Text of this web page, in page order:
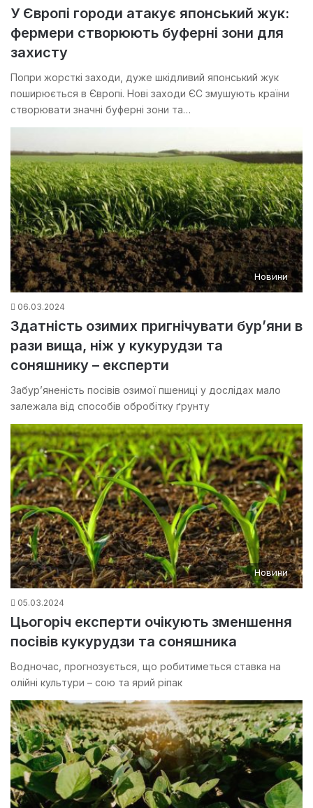
У Європі городи атакує японський жук:
фермери створюють буферні зони для
захисту
Попри жорсткі заходи, дуже шкідливий японський жук
поширюється в Європі. Нові заходи ЄС змушують країни
створювати значні буферні зони та…
Новини
06.03.2024
Здатність озимих пригнічувати бур’яни в
рази вища, ніж у кукурудзи та
соняшнику – експерти
Забур’яненість посівів озимої пшениці у дослідах мало
залежала від способів обробітку ґрунту
Новини
05.03.2024
Цьогоріч експерти очікують зменшення
посівів кукурудзи та соняшника
Водночас, прогнозується, що робитиметься ставка на
олійні культури – сою та ярий ріпак